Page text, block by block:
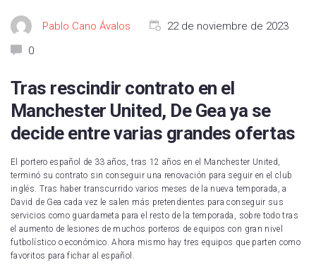
Pablo Cano Ávalos
22 de noviembre de 2023
0
Tras rescindir contrato en el
Manchester United, De Gea ya se
decide entre varias grandes ofertas
El portero español de 33 años, tras 12 años en el Manchester United,
terminó su contrato sin conseguir una renovación para seguir en el club
inglés. Tras haber transcurrido varios meses de la nueva temporada, a
David de Gea cada vez le salen más pretendientes para conseguir sus
servicios como guardameta para el resto de la temporada, sobre todo tras
el aumento de lesiones de muchos porteros de equipos con gran nivel
futbolístico o económico. Ahora mismo hay tres equipos que parten como
favoritos para fichar al español.